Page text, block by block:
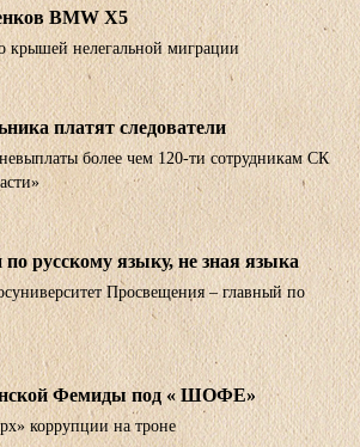
BMW X5
крышей нелегальной миграции
платят следователи
более чем 120-ти сотрудникам СК
по русскому языку, не зная языка
Просвещения – главный по
Фемиды под « ШОФЕ»
коррупции на троне